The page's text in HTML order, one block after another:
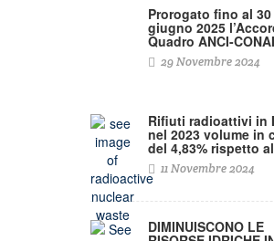
Prorogato fino al 30
giugno 2025
Quadro ANCI-CONAI
29 Novembre 2024
Rifiuti radioattivi in
nel 2023 volume in
del 4,83% rispetto
11 Novembre 2024
DIMINUISCONO LE